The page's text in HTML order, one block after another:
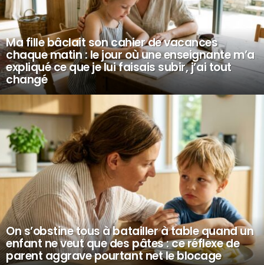
Ma fille bâclait son cahier de vacances
chaque matin : le jour où une enseignante m’a
expliqué ce que je lui faisais subir, j’ai tout
changé
On s’obstine tous à batailler à table quand un
enfant ne veut que des pâtes : ce réflexe de
parent aggrave pourtant net le blocage